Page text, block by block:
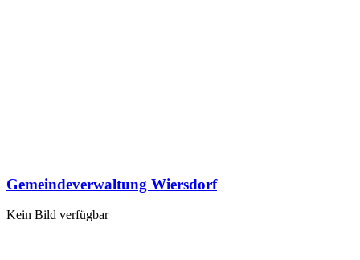
Gemeindeverwaltung Wiersdorf
Kein Bild verfügbar